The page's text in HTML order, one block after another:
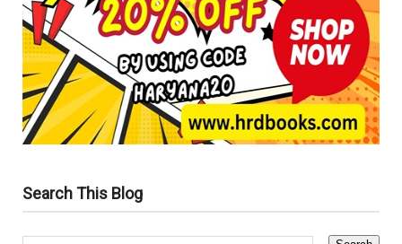
Search This Blog